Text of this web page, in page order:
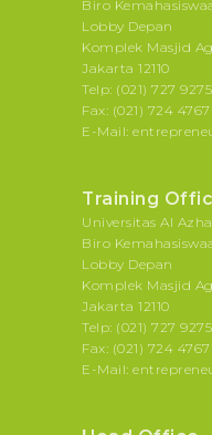
Biro
Lobby Depan
Komplek Masjid
Jakarta 12110
Telp: (021) 727
Fax: (021) 724 4767
E-Mail:
Training
Universitas Al
Biro
Lobby Depan
Komplek Masjid
Jakarta 12110
Telp: (021) 727
Fax: (021) 724 4767
E-Mail: